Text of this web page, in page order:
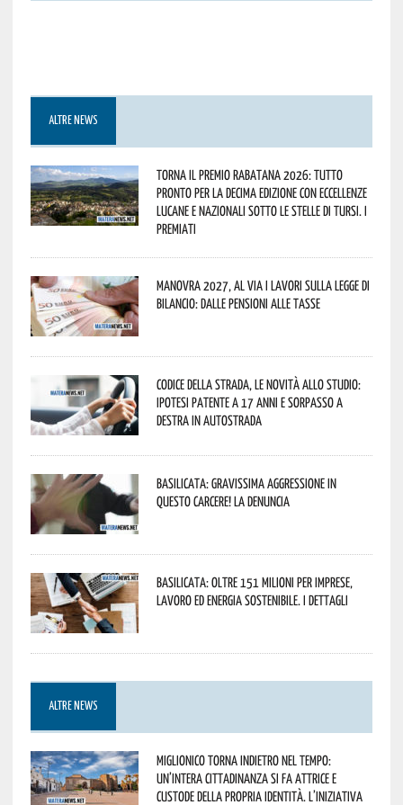
ALTRE NEWS
Torna il Premio Rabatana 2026: tutto
pronto per la decima edizione con eccellenze
lucane e nazionali sotto le stelle di Tursi. I
premiati
Manovra 2027, al via i lavori sulla Legge di
Bilancio: dalle pensioni alle tasse
Codice della strada, le novità allo studio:
ipotesi patente a 17 anni e sorpasso a
destra in autostrada
Basilicata: gravissima aggressione in
questo Carcere! La denuncia
Basilicata: oltre 151 milioni per imprese,
lavoro ed energia sostenibile. I dettagli
ALTRE NEWS
Miglionico torna indietro nel tempo:
un’intera cittadinanza si fa attrice e
custode della propria identità. L’iniziativa